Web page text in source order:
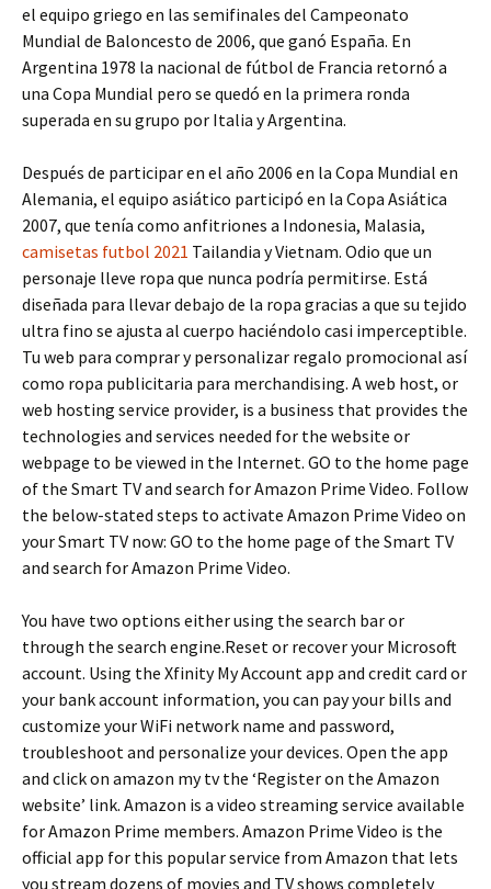
el equipo griego en las semifinales del Campeonato
Mundial de Baloncesto de 2006, que ganó España. En
Argentina 1978 la nacional de fútbol de Francia retornó a
una Copa Mundial pero se quedó en la primera ronda
superada en su grupo por Italia y Argentina.
Después de participar en el año 2006 en la Copa Mundial en
Alemania, el equipo asiático participó en la Copa Asiática
2007, que tenía como anfitriones a Indonesia, Malasia,
camisetas futbol 2021 Tailandia y Vietnam. Odio que un
personaje lleve ropa que nunca podría permitirse. Está
diseñada para llevar debajo de la ropa gracias a que su tejido
ultra fino se ajusta al cuerpo haciéndolo casi imperceptible.
Tu web para comprar y personalizar regalo promocional así
como ropa publicitaria para merchandising. A web host, or
web hosting service provider, is a business that provides the
technologies and services needed for the website or
webpage to be viewed in the Internet. GO to the home page
of the Smart TV and search for Amazon Prime Video. Follow
the below-stated steps to activate Amazon Prime Video on
your Smart TV now: GO to the home page of the Smart TV
and search for Amazon Prime Video.
You have two options either using the search bar or
through the search engine.Reset or recover your Microsoft
account. Using the Xfinity My Account app and credit card or
your bank account information, you can pay your bills and
customize your WiFi network name and password,
troubleshoot and personalize your devices. Open the app
and click on amazon my tv the ‘Register on the Amazon
website’ link. Amazon is a video streaming service available
for Amazon Prime members. Amazon Prime Video is the
official app for this popular service from Amazon that lets
you stream dozens of movies and TV shows completely